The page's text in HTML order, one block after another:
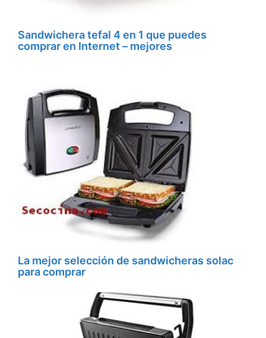
Sandwichera tefal 4 en 1 que puedes
comprar en Internet – mejores
La mejor selección de sandwicheras solac
para comprar